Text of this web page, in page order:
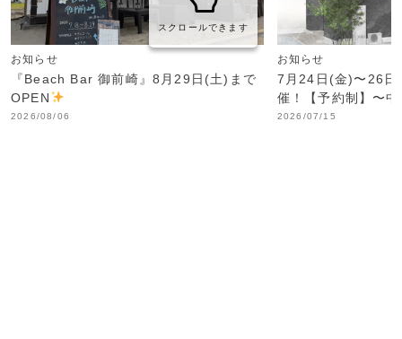
『Beach Bar 御前崎』8月29日(土)まで
OPEN
お知らせ
2026/08/06
7月24日(金)〜26日
催！【予約制】〜
お知らせ
2026/07/15
スクロールできます